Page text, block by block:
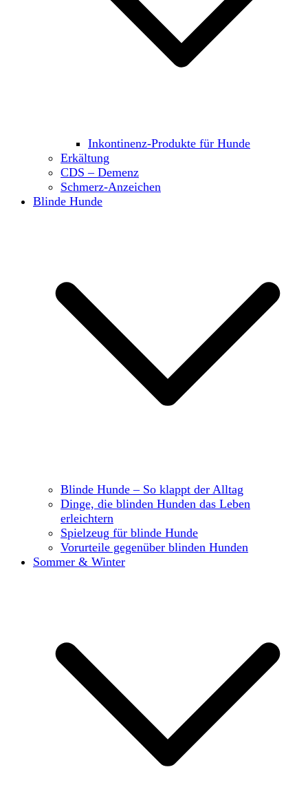
Inkontinenz-Produkte für Hunde
Erkältung
CDS – Demenz
Schmerz-Anzeichen
Blinde Hunde
Blinde Hunde – So klappt der Alltag
Dinge, die blinden Hunden das Leben
erleichtern
Spielzeug für blinde Hunde
Vorurteile gegenüber blinden Hunden
Sommer & Winter